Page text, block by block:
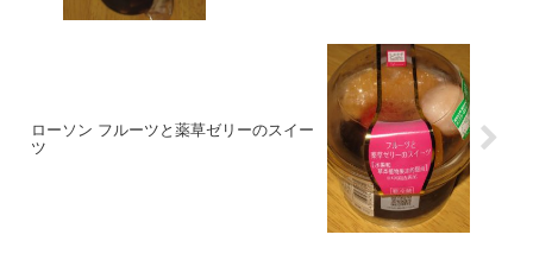
ローソン フルーツと薬草ゼリーのスイー
ツ